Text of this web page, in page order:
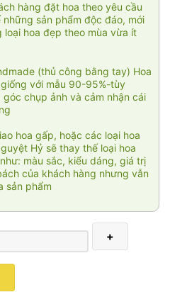
hàng đặt hoa theo yêu cầu
sản phẩm độc đáo, mới
hoa đẹp theo mùa vừa ít
(thủ công bằng tay) Hoa
với mẫu 90-95%-tùy
chụp ảnh và cảm nhận cái
hoa gấp, hoặc các loại hoa
Hỷ sẽ thay thế loại hoa
màu sắc, kiểu dáng, giá trị
của khách hàng nhưng vẫn
sản phẩm